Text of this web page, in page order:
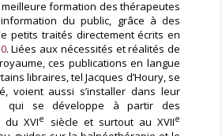
formation des thérapeutes
du public, grâce à des
petits traités directement écrits en
. Liées aux nécessités et réalités de
ces publications en langue
libraires, tel Jacques d’Houry, se
voient aussi s’installer dans leur
qui se développe à partir des
du XVIe siècle et surtout au XVIIe